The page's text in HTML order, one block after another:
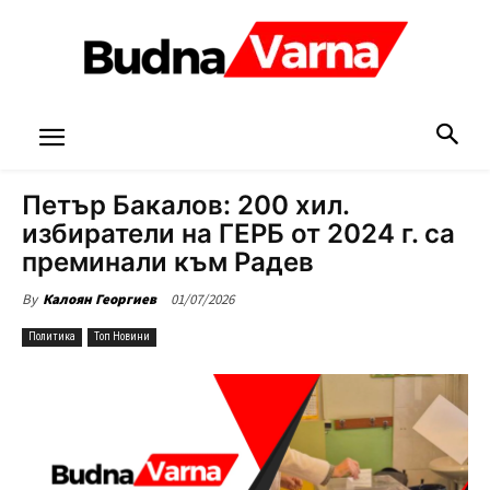
Петър Бакалов: 200 хил.
избиратели на ГЕРБ от 2024 г. са
преминали към Радев
By Калоян Георгиев 01/07/2026
Политика Топ Новини